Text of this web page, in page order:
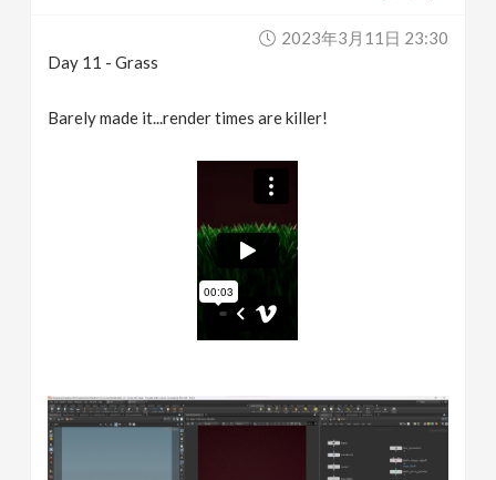
2023年3月11日 23:30
Day 11 - Grass
Barely made it...render times are killer!